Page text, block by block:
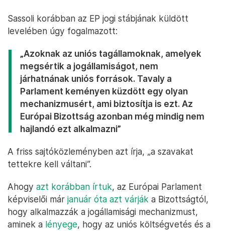
Sassoli korábban az EP jogi stábjának küldött
levelében úgy fogalmazott:
„Azoknak az uniós tagállamoknak, amelyek
megsértik a jogállamiságot, nem
járhatnának uniós források. Tavaly a
Parlament keményen küzdött egy olyan
mechanizmusért, ami biztosítja is ezt. Az
Európai Bizottság azonban még mindig nem
hajlandó ezt alkalmazni”
A friss sajtóközleményben azt írja, „a szavakat
tettekre kell váltani”.
Ahogy azt korábban írtuk, az Európai Parlament
képviselői már január óta azt várják a Bizottságtól,
hogy alkalmazzák a jogállamisági mechanizmust,
aminek a lényege, hogy az uniós költségvetés és a